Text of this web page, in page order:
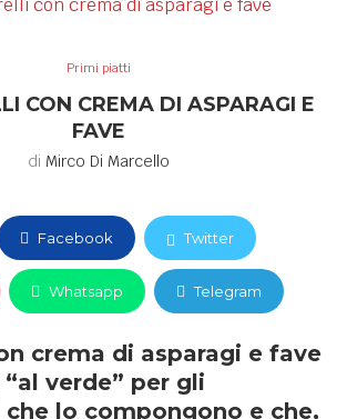
Primi piatti
CON CREMA DI ASPARAGI E
FAVE
di Mirco Di Marcello
Facebook Twitter
Whatsapp Telegram
crema di asparagi e fave
verde” per gli
lo compongono e che,